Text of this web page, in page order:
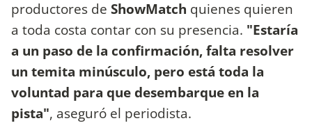
productores de ShowMatch quienes quieren
a toda costa contar con su presencia. "Estaría
a un paso de la confirmación, falta resolver
un temita minúsculo, pero está toda la
voluntad para que desembarque en la
pista", aseguró el periodista.